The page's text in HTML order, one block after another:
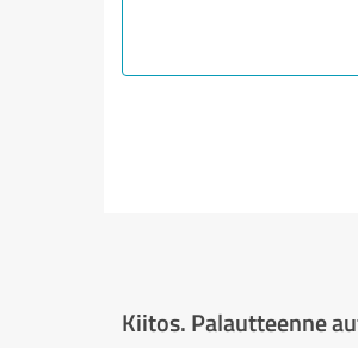
Kiitos. Palautteenne